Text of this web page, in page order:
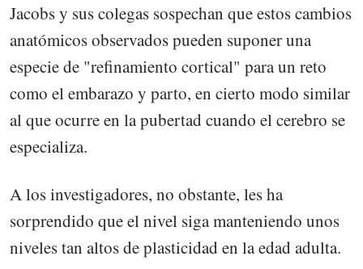
Jacobs y sus colegas sospechan que estos cambios
anatómicos observados pueden suponer una
especie de "refinamiento cortical" para un reto
como el embarazo y parto, en cierto modo similar
al que ocurre en la pubertad cuando el cerebro se
especializa.
A los investigadores, no obstante, les ha
sorprendido que el nivel siga manteniendo unos
niveles tan altos de plasticidad en la edad adulta.